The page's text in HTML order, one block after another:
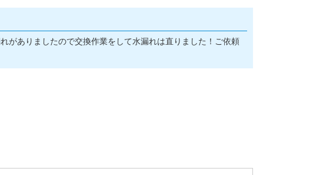
がありましたので交換作業をして水漏れは直りました！ご依頼